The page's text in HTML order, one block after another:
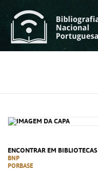
ENCONTRAR EM BIBLIOTECAS
BNP
PORBASE